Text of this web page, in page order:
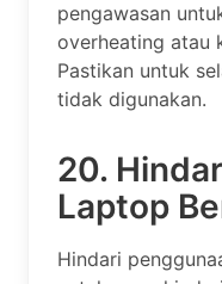
pengawasan
overheating atau
Pastikan untuk
tidak digunakan.
20.
Laptop
Hindari